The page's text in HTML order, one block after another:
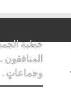
خطبة
المنافقون
وجماعاتٍ .